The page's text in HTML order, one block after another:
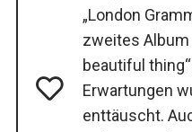
„London
zweites Album
beautiful
Erwartungen
enttäuscht.